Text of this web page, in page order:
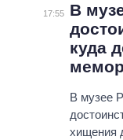
17:55
В
куда
В музее
хищения